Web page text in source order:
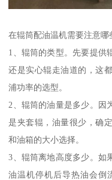
在辊筒配油温机需要注意哪
1、辊筒的类型。先要提供
还是实心辊走油道的，这
浦功率的选型。
2、辊筒的油量是多少。因
是夹套辊，油量很少，确
和油箱的大小选择。
3、辊筒离地高度多少。如
油温机停机后导热油会倒